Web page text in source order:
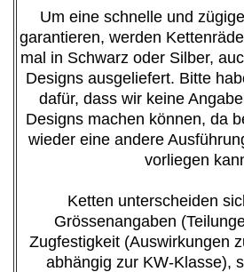
Um eine schnelle und
garantieren, werden
mal in Schwarz oder Silber,
Designs ausgeliefert. Bitte
dafür, dass wir keine
Designs machen können, da
wieder eine andere
vorliegen
Ketten unterscheiden
Grössenangaben
Zugfestigkeit (Auswirkungen
abhängig zur KW-Klasse),